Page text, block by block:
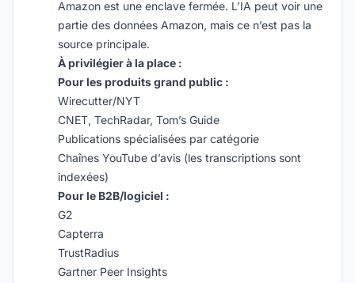
Amazon est une enclave fermée. L’IA peut voir une
partie des données Amazon, mais ce n’est pas la
source principale.
À privilégier à la place :
Pour les produits grand public :
Wirecutter/NYT
CNET, TechRadar, Tom’s Guide
Publications spécialisées par catégorie
Chaînes YouTube d’avis (les transcriptions sont
indexées)
Pour le B2B/logiciel :
G2
Capterra
TrustRadius
Gartner Peer Insights